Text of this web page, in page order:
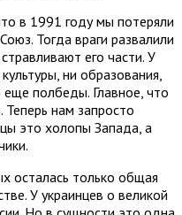
в 1991 году мы потеряли
Тогда враги развалили
его части. У
ни образования,
полбеды. Главное, что
нам запросто
это холопы Запада, а
осталась только общая
У украинцев о великой